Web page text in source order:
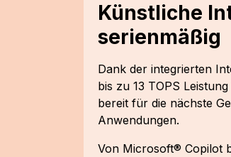
Künstliche
serienmäßig
Dank der integrierten
bis zu 13 TOPS
bereit für die nächste
Anwendungen.
Von Microsoft® Copilot